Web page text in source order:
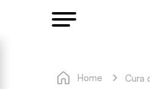
Home Cura